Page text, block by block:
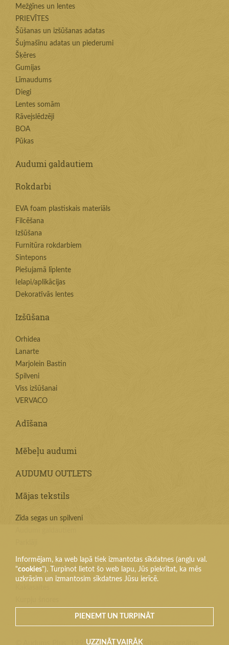
Informējam, ka web lapā tiek izmantotas sīkdatnes (angļu val.
"cookies"). Turpinot lietot šo web lapu, Jūs piekrītat, ka mēs
uzkrāsim un izmantosim sīkdatnes Jūsu ierīcē.
PIEŅEMT UN TURPINĀT
UZZINĀT VAIRĀK
Mežģīnes un lentes
PRIEVĪTES
Šūšanas un izšūšanas adatas
Šujmašīnu adatas un piederumi
Šķēres
Gumijas
Līmaudums
Diegi
Lentes somām
Rāvejslēdzēji
BOA
Pūkas
Audumi galdautiem
Rokdarbi
EVA foam plastiskais materiāls
Filcēšana
Izšūšana
Furnitūra rokdarbiem
Sintepons
Piešujamā līplente
Ielapi/aplikācijas
Dekoratīvās lentes
Izšūšana
Orhidea
Lanarte
Marjolein Bastin
Spilveni
Viss izšūšanai
VERVACO
Adīšana
Mēbeļu audumi
AUDUMU OUTLETS
Mājas tekstils
Zīda segas un spilveni
Tekstila izstrādājumi
© Audums Plus, 1992–2026. Visas tiesības aizsargātas